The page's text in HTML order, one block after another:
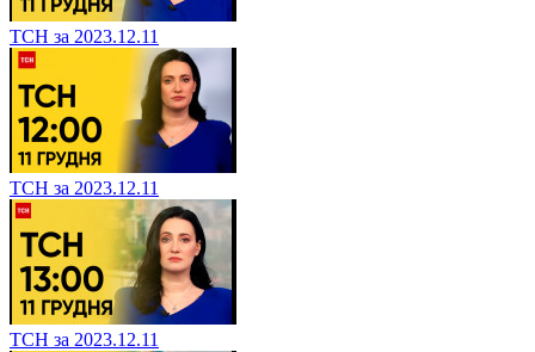
ТСН за 2023.12.11
ТСН за 2023.12.11
ТСН за 2023.12.11